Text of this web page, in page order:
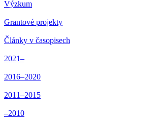
Výzkum
Grantové projekty
Články v časopisech
2021–
2016–2020
2011–2015
–2010